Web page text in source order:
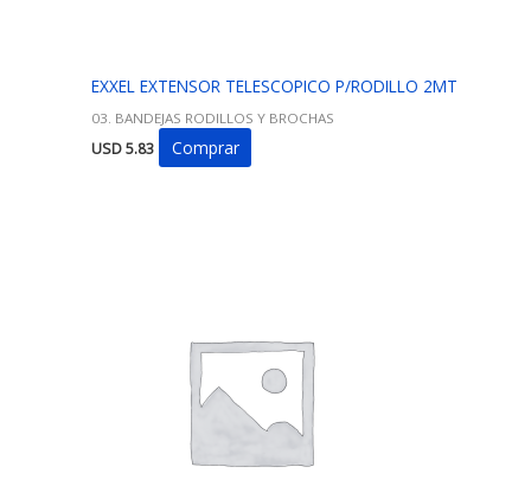
EXXEL EXTENSOR TELESCOPICO P/RODILLO 2MT
03. BANDEJAS RODILLOS Y BROCHAS
USD5.83 Comprar